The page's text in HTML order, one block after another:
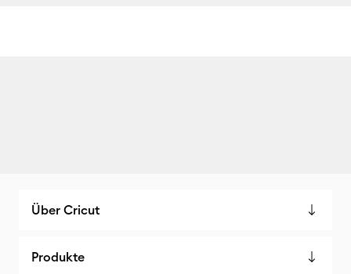
Über Cricut
Produkte